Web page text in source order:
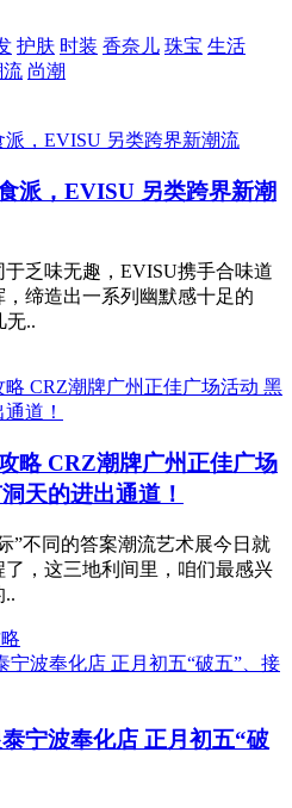
护肤 时装 香奈儿 珠宝 生活
流 尚潮
派，EVISU 另类跨界新潮
乏味无趣，EVISU携手合味道
缔造出一系列幽默感十足的
无..
略 CRZ潮牌广州正佳广场
天的进出通道！
”不同的答案潮流艺术展今日就
，这三地利间里，咱们最感兴
..
宁波奉化店 正月初五“破